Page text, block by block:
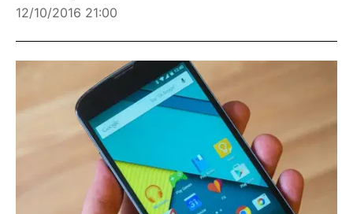
12/10/2016 21:00